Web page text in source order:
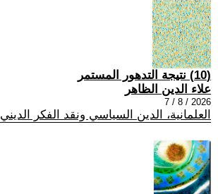
(10) نتيجة التدهور المستمر
علاء الدين الظاهر
2026 / 8 / 7
العلمانية، الدين السياسي ونقد الفكر الديني